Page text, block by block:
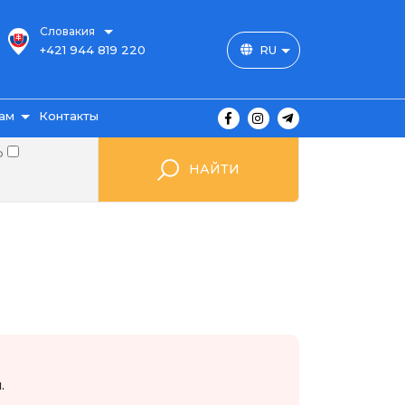
Словакия
+421 944 819 220 RU
Контакты
НАЙТИ